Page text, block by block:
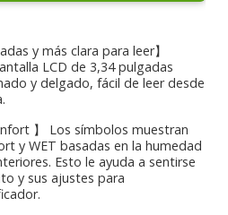
y más clara para leer】
LCD de 3,34 pulgadas
y delgado, fácil de leer desde
】 Los símbolos muestran
y WET basadas en la humedad
Esto le ayuda a sentirse
y sus ajustes para